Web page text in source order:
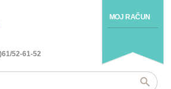
MOJ RAČUN
52-61-52